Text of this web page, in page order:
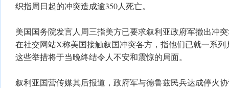
织指周日起的冲突造成逾350人死亡。
美国国务院发言人周三指美方已要求叙利亚政府军撤出冲
在社交网站X称美国接触叙国冲突各方，指他们已就一系
这些举措将于当晚终结令人不安和震惊的局面。
叙利亚国营传媒其后报道，政府军与德鲁兹民兵达成停火